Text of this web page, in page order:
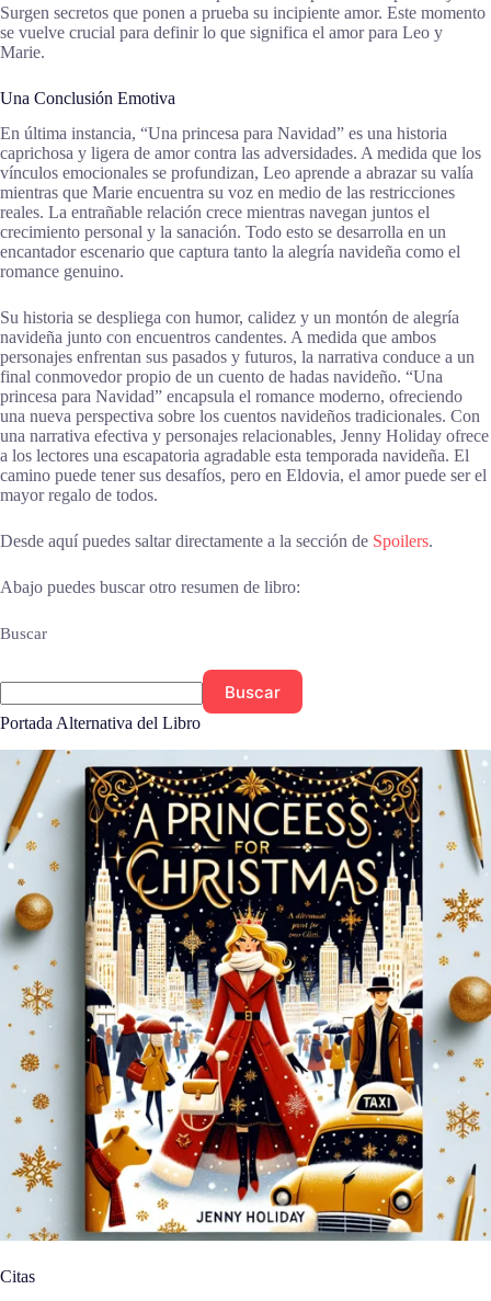
Surgen secretos que ponen a prueba su incipiente amor. Este momento
se vuelve crucial para definir lo que significa el amor para Leo y
Marie.
Una Conclusión Emotiva
En última instancia, “Una princesa para Navidad” es una historia
caprichosa y ligera de amor contra las adversidades. A medida que los
vínculos emocionales se profundizan, Leo aprende a abrazar su valía
mientras que Marie encuentra su voz en medio de las restricciones
reales. La entrañable relación crece mientras navegan juntos el
crecimiento personal y la sanación. Todo esto se desarrolla en un
encantador escenario que captura tanto la alegría navideña como el
romance genuino.
Su historia se despliega con humor, calidez y un montón de alegría
navideña junto con encuentros candentes. A medida que ambos
personajes enfrentan sus pasados y futuros, la narrativa conduce a un
final conmovedor propio de un cuento de hadas navideño. “Una
princesa para Navidad” encapsula el romance moderno, ofreciendo
una nueva perspectiva sobre los cuentos navideños tradicionales. Con
una narrativa efectiva y personajes relacionables, Jenny Holiday ofrece
a los lectores una escapatoria agradable esta temporada navideña. El
camino puede tener sus desafíos, pero en Eldovia, el amor puede ser el
mayor regalo de todos.
Desde aquí puedes saltar directamente a la sección de Spoilers.
Abajo puedes buscar otro resumen de libro:
Buscar
Buscar
Portada Alternativa del Libro
Citas